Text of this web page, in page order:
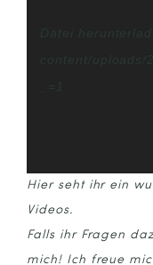
content/
Hier seht ihr ein
Videos.
Falls ihr Fragen
mich! Ich freue